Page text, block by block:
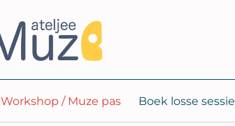
Workshop / Muze pas Boek losse sessie